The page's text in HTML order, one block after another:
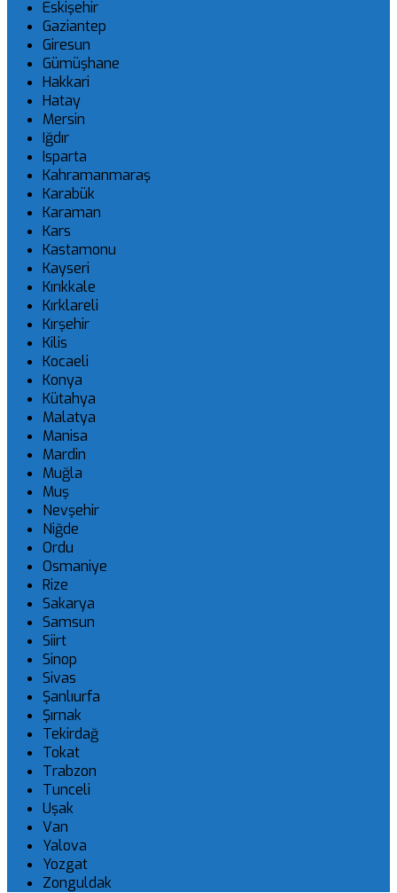
Eskişehir
Gaziantep
Giresun
Gümüşhane
Hakkari
Hatay
Mersin
Iğdır
Isparta
Kahramanmaraş
Karabük
Karaman
Kars
Kastamonu
Kayseri
Kırıkkale
Kırklareli
Kırşehir
Kilis
Kocaeli
Konya
Kütahya
Malatya
Manisa
Mardin
Muğla
Muş
Nevşehir
Niğde
Ordu
Osmaniye
Rize
Sakarya
Samsun
Siirt
Sinop
Sivas
Şanlıurfa
Şırnak
Tekirdağ
Tokat
Trabzon
Tunceli
Uşak
Van
Yalova
Yozgat
Zonguldak